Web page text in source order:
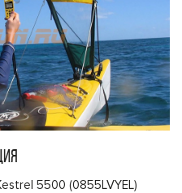
5500 (0855LVYEL)